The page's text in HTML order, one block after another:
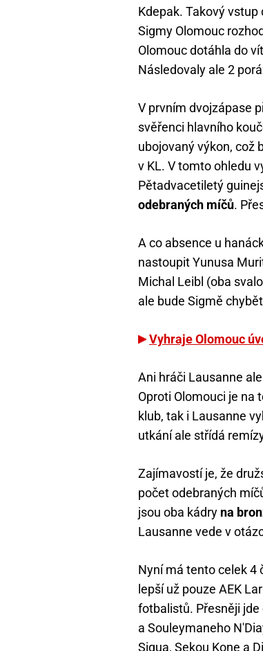
Kdepak. Takový vstup
Sigmy Olomouc
Olomouc dotáhla do
Následovaly ale 2
V prvním dvojzápase
svěřenci hlavního
ubojovaný výkon, což
v KL. V tomto ohledu
Pětadvacetiletý
odebraných míčů.
A co absence u
nastoupit Yunusa
Michal Leibl (oba
ale bude Sigmě
Vyhraje Olomouc
Ani hráči Lausanne
Oproti Olomouci je na
klub, tak i Lausanne
utkání ale střídá
Zajímavostí je, že
počet odebraných
jsou oba kádry na
Lausanne vede v
Nyní má tento celek 4
lepší už pouze AEK
fotbalistů. Přesněji jde
a Souleymaneho
Sigua, Sekou Kone a